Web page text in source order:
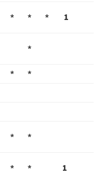
* * * 1
*
* *
* *
* * 1